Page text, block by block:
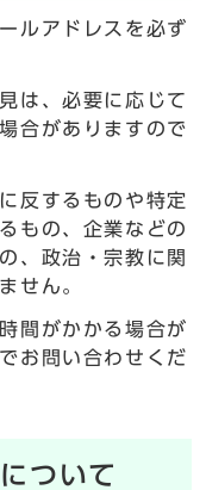
ルアドレスを必ず
は、必要に応じて
合がありますので
反するものや特定
もの、企業などの
、政治・宗教に関
せん。
間がかかる場合が
お問い合わせくだ
ついて